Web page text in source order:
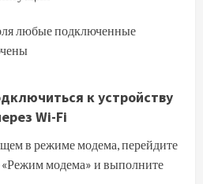
любые подключенные
к устройству
Wi-Fi
в режиме модема, перейдите
«Режим модема» и выполните